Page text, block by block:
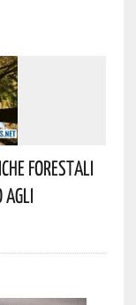
Forestali
Agli